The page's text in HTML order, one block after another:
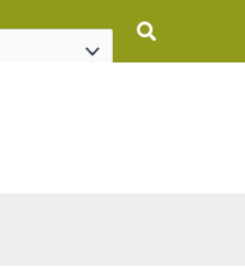
Rechercher